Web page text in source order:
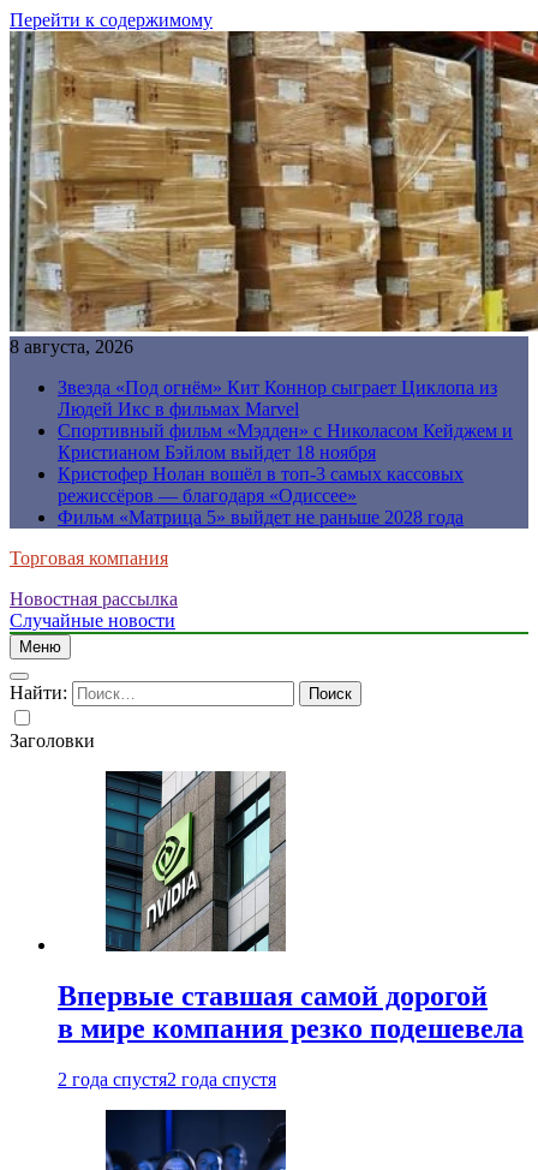
Перейти к содержимому
8 августа, 2026
Звезда «Под огнём» Кит Коннор сыграет Циклопа из
Людей Икс в фильмах Marvel
Спортивный фильм «Мэдден» с Николасом Кейджем и
Кристианом Бэйлом выйдет 18 ноября
Кристофер Нолан вошёл в топ-3 самых кассовых
режиссёров — благодаря «Одиссее»
Фильм «Матрица 5» выйдет не раньше 2028 года
Торговая компания
Новостная рассылка
Случайные новости
Меню
Найти:
Заголовки
Впервые ставшая самой дорогой
в мире компания резко подешевела
2 года спустя2 года спустя